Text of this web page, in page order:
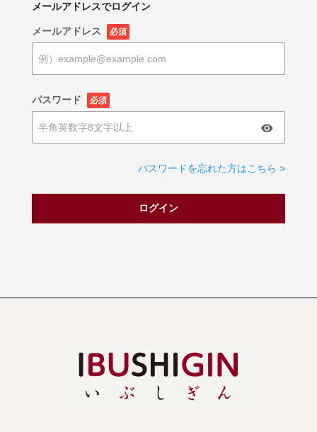
メールアドレスでログイン
メールアドレス 必須
パスワード 必須
パスワードを忘れた方はこちら >
ログイン